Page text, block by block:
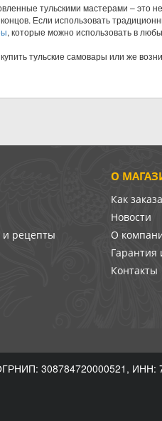
тульскими мастерами – это
концов. Если использовать
, которые можно использовать в
тульские самовары или же
О
Как
Новости
О
Гарантия
Контакты
и рецепты
308784720000521, ИНН: